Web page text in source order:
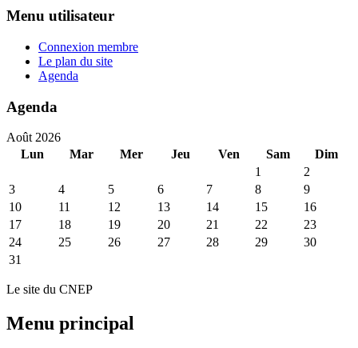
Menu utilisateur
Connexion membre
Le plan du site
Agenda
Agenda
Août 2026
Lun
Mar Mer Jeu Ven Sam
Dim
1
2
3
4 5 6 7 8
9
10
11 12 13 14 15
16
17
18 19 20 21 22
23
24
25 26 27 28 29
30
31
Le site du CNEP
Menu principal